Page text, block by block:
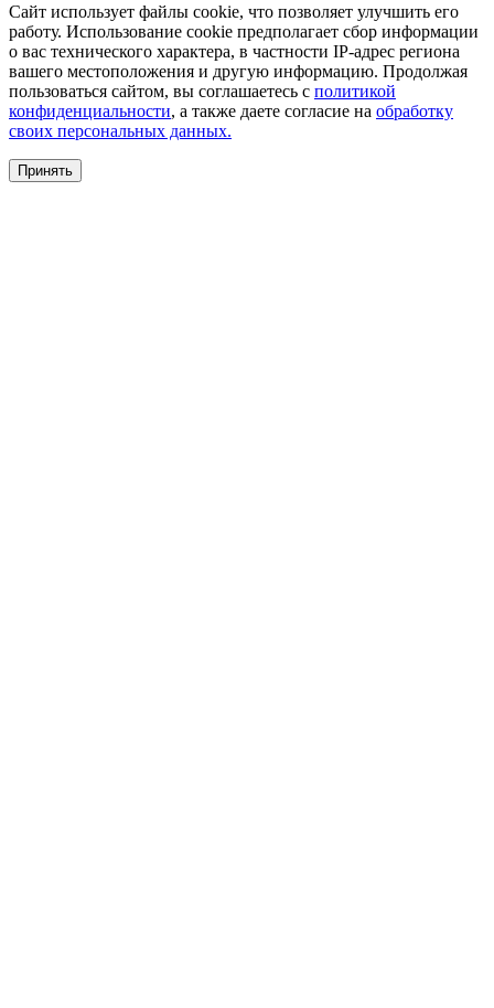
Сайт использует файлы cookie, что позволяет улучшить его
работу. Использование cookie предполагает сбор информации
о вас технического характера, в частности IP-адрес региона
вашего местоположения и другую информацию. Продолжая
пользоваться сайтом, вы соглашаетесь с политикой
конфиденциальности, а также даете согласие на обработку
своих персональных данных.
Принять